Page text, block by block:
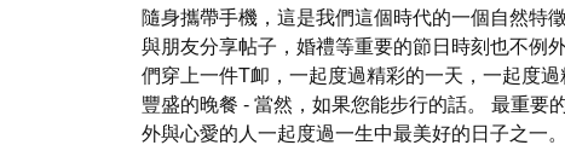
隨身攜帶手機，這是我們這個時代的一個自然特
與朋友分享帖子，婚禮等重要的節日時刻也不例
們穿上一件T卹，一起度過精彩的一天，一起度
豐盛的晚餐 - 當然，如果您能步行的話。 最重要
外與心愛的人一起度過一生中最美好的日子之一